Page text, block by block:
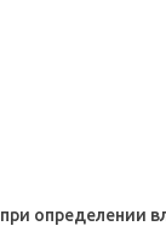
определении